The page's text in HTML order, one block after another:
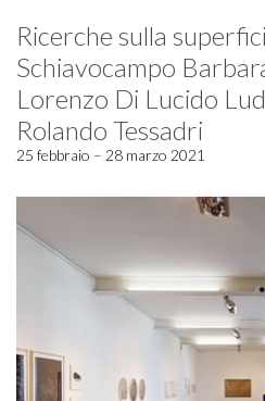
Ricerche sulla
Schiavocampo
Lorenzo Di Lucido
Rolando Tessadri
25 febbraio – 28 marzo 2021